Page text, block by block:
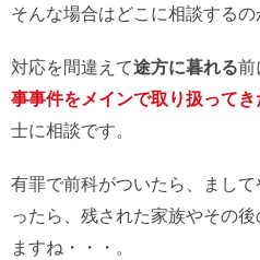
そんな場合はどこに相談する
対応を間違えて途方に暮れる前
事事件をメインで取り扱ってき
士に相談です。
有罪で前科がついたら、まし
ったら、残された家族やその
ますね・・・。